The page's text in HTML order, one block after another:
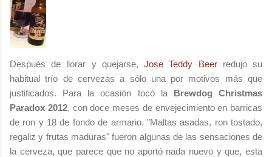
Después de llorar y quejarse,Jose Teddy Beerredujo su
habitual trío de cervezas a sólo una por motivos más que
justificados. Para la ocasión tocó la Brewdog Christmas
Paradox 2012, con doce meses de envejecimiento en barricas
de ron y 18 de fondo de armario. "Maltas asadas, ron tostado,
regaliz y frutas maduras" fueron algunas de las sensaciones de
la cerveza, que parece que no aportó nada nuevo y que, esta